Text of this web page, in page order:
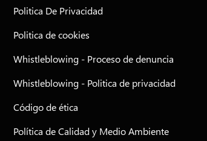
Politica De Privacidad
Politica de cookies
Whistleblowing - Proceso de denuncia
Whistleblowing - Politica de privacidad
Código de ética
Política de Calidad y Medio Ambiente